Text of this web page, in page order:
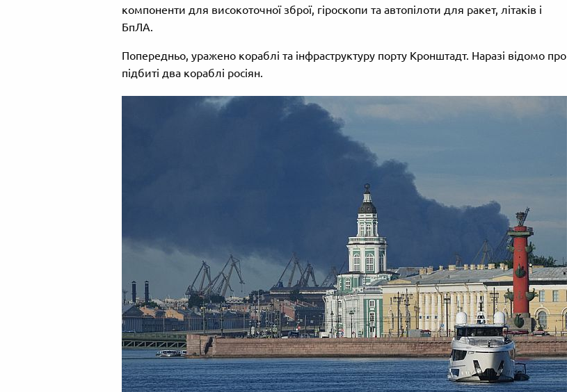
компоненти для високоточної зброї, гіроскопи та автопілоти для ракет, літаків і
БпЛА.
Попередньо, уражено кораблі та інфраструктуру порту Кронштадт. Наразі відомо про
підбиті два кораблі росіян.